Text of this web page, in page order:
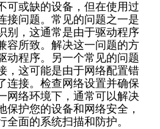
可或缺的设备，但在使用过
接问题。常见的问题之一是
别，这通常是由于驱动程序
容所致。解决这一问题的方
动程序。另一个常见的问题
，这可能是由于网络配置错
连接。检查网络设置并确保
网络环境下，通常可以解决
保护您的设备和网络安全，
面的系统扫描和防护。